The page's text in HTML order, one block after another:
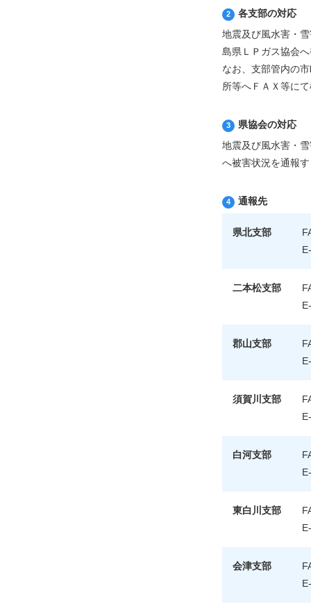
各支部の対応
地震及び風水害・
島県ＬＰガス協会
なお、支部管内の
所等へＦＡＸ等に
県協会の対応
地震及び風水害・
へ被害状況を通報
通報先
県北支部
二本松支部
郡山支部
須賀川支部
白河支部
東白川支部
会津支部